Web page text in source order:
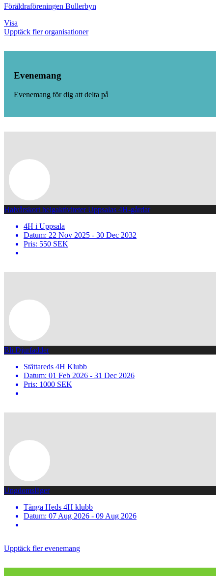
Föräldraföreningen Bullerbyn
Visa
Upptäck fler organisationer
Evenemang
Evenemang för dig att delta på
Halvårskort helgaktiviteter Uppsalas 4H-gårdar
4H i Uppsala
Datum: 22 Nov 2025 - 30 Dec 2032
Pris: 550 SEK
Bli Djurfadder
Stättareds 4H Klubb
Datum: 01 Feb 2026 - 31 Dec 2026
Pris: 1000 SEK
Ungdomsläger
Tånga Heds 4H klubb
Datum: 07 Aug 2026 - 09 Aug 2026
Upptäck fler evenemang